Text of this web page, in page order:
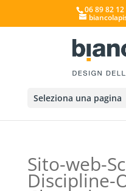
06 89 82
Seleziona una pagina
Sito-web-
Discipline-